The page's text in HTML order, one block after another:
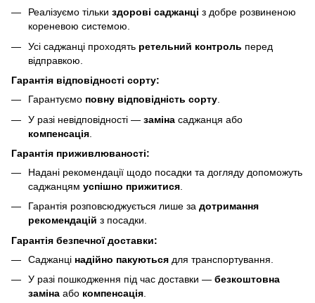
Реалізуємо тільки здорові саджанці з добре розвиненою
кореневою системою.
Усі саджанці проходять ретельний контроль перед
відправкою.
Гарантія відповідності сорту:
Гарантуємо повну відповідність сорту.
У разі невідповідності — заміна саджанця або
компенсація
Гарантія приживлюваності:
Надані рекомендації щодо посадки та догляду допоможуть
саджанцям успішно прижитися
Гарантія розповсюджується лише за дотримання
рекомендацій з посадки.
Гарантія безпечної доставки:
Саджанці надійно пакуються для транспортування.
У разі пошкодження під час доставки — безкоштовна
заміна або компенсація